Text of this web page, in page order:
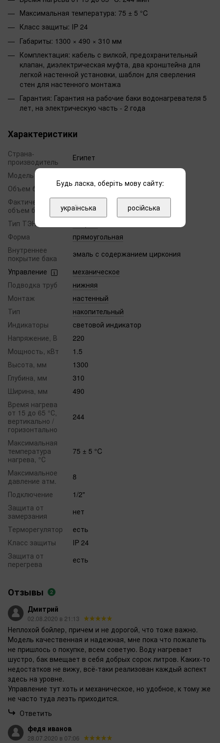
Максимальная температура: 75 ± 5 °C
Класс защиты: IP 24
Габариты: 1300 × 490 × 310 мм
Комплектация: кабель с вилкой, предохранительный
клапан, диэлектрическая муфта, два кронштейна для
легкой настенной установки, шаблон для сверления
стен для настенного монтажа
Гарантия: Гарантия на рабочие баки водонагревателя 5
лет, на электрическую часть - 2 года
Характеристики
Страна-
производитель
Египет
Модель
Объем бака, л
80
Фактический
объем бака, л
80
Тип ТЭНа
Форма
прямоугольная
Внутреннее
покрытие бака
эмаль с содержанием циркония
Управление
механическое
Подводка труб
нижняя
Монтаж
настенный
Тип
накопительный
Индикаторы
световой индикатор
Напряжение, В
220
Мощность, кВт
1.5
Высота, мм
1300
Глубина, мм
310
Ширина, мм
490
Время нагрева
от 15 до 65 °С,
вертикально /
горизонтально
244
Максимальная
температура
нагрева, °С
75 ± 5 °C
Максимальное
давление атм.
8
Подключение
1/2"
Защита от
замерзания
нет
Терморегулятор
есть
Класс защиты
IP 24
Защита от
перегрева
есть
Отзывы 2
Дмитрий
02.08.2020 в 21:13
Неплохой бойлер, причем и не дорогой, что тоже важно.
Модель качественная и надежная, мне пока что пожалеть
не пришлось о покупке, всем советую. Воду нагревает
шустро, бак вмещает в себя добрых сорок литров. Каких-то
недостатков не вижу, всё-таки реализован каждый аспект
здесь на уровне.
Управление тут хоть и механическое, но удобное, к тому же
не часто туда лезть приходится.
Ответить
федя иванов
28.07.2020 в 07:06
Будь ласка, оберіть мову сайту:
українська російська